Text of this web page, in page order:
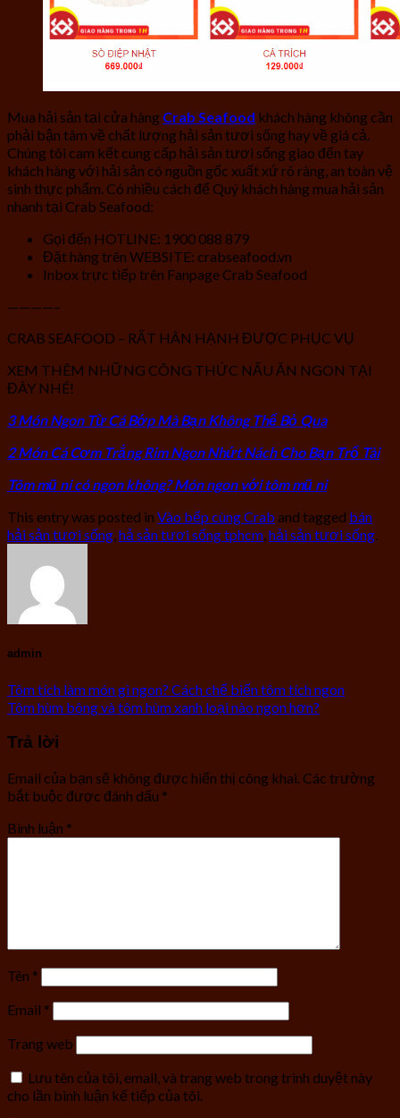
Mua hải sản tại cửa hàng Crab Seafood khách hàng không cần
phải bận tâm về chất lượng hải sản tươi sống hay về giá cả.
Chúng tôi cam kết cung cấp hải sản tươi sống giao đến tay
khách hàng với hải sản có nguồn gốc xuất xứ rõ ràng, an toàn vệ
sinh thực phẩm. Có nhiều cách để Quý khách hàng mua hải sản
nhanh tại Crab Seafood:
Gọi đến HOTLINE: 1900 088 879
Đặt hàng trên WEBSITE: crabseafood.vn
Inbox trực tiếp trên Fanpage Crab Seafood
————–
CRAB SEAFOOD – RẤT HÂN HẠNH ĐƯỢC PHỤC VỤ
XEM THÊM NHỮNG CÔNG THỨC NẤU ĂN NGON TẠI
ĐÂY NHÉ!
3 Món Ngon Từ Cá Bớp Mà Bạn Không Thể Bỏ Qua
2 Món Cá Cơm Trắng Rim Ngon Nhứt Nách Cho Bạn Trổ Tài
Tôm mũ ni có ngon không? Món ngon với tôm mũ ni
This entry was posted in Vào bếp cùng Crab and tagged bán
hải sản tươi sống,hả sản tươi sống tphcm,hải sản tươi sống.
admin
Tôm tích làm món gì ngon? Cách chế biến tôm tích ngon
Tôm hùm bông và tôm hùm xanh loại nào ngon hơn?
Trả lời
Email của bạn sẽ không được hiển thị công khai. Các trường
bắt buộc được đánh dấu *
Bình luận *
Tên *
Email *
Trang web
Lưu tên của tôi, email, và trang web trong trình duyệt này
cho lần bình luận kế tiếp của tôi.